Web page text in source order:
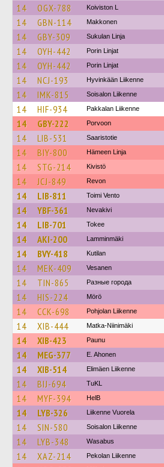
14 OGX-788 Koiviston L
14 GBN-114 Makkonen
14 GBY-309 Sukulan Linja
14 OYH-442 Porin Linjat
14 OYH-442 Porin Linjat
14 NCJ-193 Hyvinkään Liikenne
14 IMK-815 Soisalon Liikenne
14 HIF-934 Pakkalan Liikenne
14 GBY-222 Porvoon
14 LIB-531 Saaristotie
14 BIY-800 Hämeen Linja
14 STG-214 Kivistö
14 JCJ-849 Revon
14 LIB-811 Toimi Vento
14 YBF-361 Nevakivi
14 LIB-701 Tokee
14 AKI-200 Lamminmäki
14 BVY-418 Kutilan
14 MEK-409 Vesanen
14 TIN-865 Разные города
14 HIS-224 Mörö
14 CCK-698 Pohjolan Liikenne
14 XIB-444 Matka-Niinimäki
14 XIB-423 Paunu
14 MEG-377 E. Ahonen
14 XIB-514 Elimäen Liikenne
14 BIJ-694 TuKL
14 MYF-394 HelB
14 LYB-326 Liikenne Vuorela
14 SIN-580 Soisalon Liikenne
14 LYB-348 Wasabus
14 XAZ-214 Pekolan Liikenne